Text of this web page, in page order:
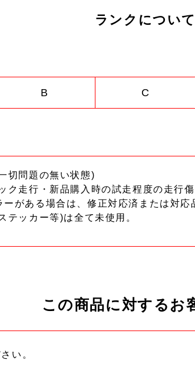
ランクについて
B C
切問題の無い状態)
ク走行・新品購入時の試走程度の走行
がある場合は、修正対応済または対応
テッカー等)は全て未使用。
この商品に対するお
い。